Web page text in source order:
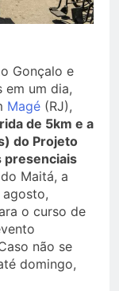
Gonçalo e
em um dia,
Magé (RJ),
de 5km e a
do Projeto
presenciais
Maitá, a
o curso de
não se
domingo,